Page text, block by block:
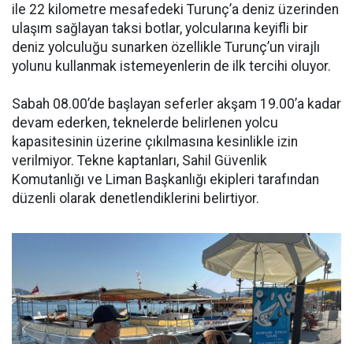
ile 22 kilometre mesafedeki Turunç’a deniz üzerinden
ulaşım sağlayan taksi botlar, yolcularına keyifli bir
deniz yolculuğu sunarken özellikle Turunç’un virajlı
yolunu kullanmak istemeyenlerin de ilk tercihi oluyor.
Sabah 08.00’de başlayan seferler akşam 19.00’a kadar
devam ederken, teknelerde belirlenen yolcu
kapasitesinin üzerine çıkılmasına kesinlikle izin
verilmiyor. Tekne kaptanları, Sahil Güvenlik
Komutanlığı ve Liman Başkanlığı ekipleri tarafından
düzenli olarak denetlendiklerini belirtiyor.